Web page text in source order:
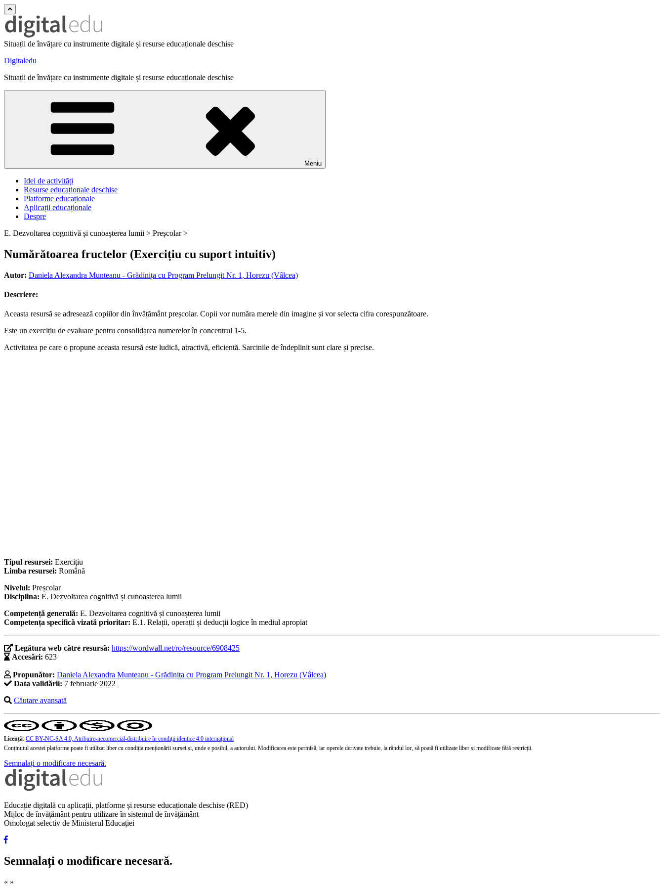
Situații de învățare cu instrumente digitale și resurse educaționale deschise
Digitaledu
Situații de învățare cu instrumente digitale și resurse educaționale deschise
Meniu
Idei de activități
Resurse educaționale deschise
Platforme educaționale
Aplicații educaționale
Despre
E. Dezvoltarea cognitivă și cunoașterea lumii > Preșcolar >
Numărătoarea fructelor (Exercițiu cu suport intuitiv)
Autor: Daniela Alexandra Munteanu - Grădinița cu Program Prelungit Nr. 1, Horezu (Vâlcea)
Descriere:
Aceasta resursă se adresează copiilor din învățământ preșcolar. Copii vor număra merele din imagine și vor selecta cifra corespunzătoare.
Este un exercițiu de evaluare pentru consolidarea numerelor în concentrul 1-5.
Activitatea pe care o propune aceasta resursă este ludică, atractivă, eficientă. Sarcinile de îndeplinit sunt clare și precise.
Tipul resursei: Exercițiu
Limba resursei: Română
Nivelul: Preșcolar
Disciplina: E. Dezvoltarea cognitivă și cunoașterea lumii
Competență generală: E. Dezvoltarea cognitivă și cunoașterea lumii
Competența specifică vizată prioritar: E.1. Relații, operații și deducții logice în mediul apropiat
Legătura web către resursă: https://wordwall.net/ro/resource/6908425
Accesări: 623
Propunător: Daniela Alexandra Munteanu - Grădinița cu Program Prelungit Nr. 1, Horezu (Vâlcea)
Data validării: 7 februarie 2022
Căutare avansată
Licență: CC BY-NC-SA 4.0, Atribuire-necomercial-distribuire în condiţii identice 4.0 internațional
Conținutul acestei platforme poate fi utilizat liber cu condiția menționării sursei și, unde e posibil, a autorului. Modificarea este permisă, iar operele derivate trebuie, la rândul lor, să poată fi utilizate liber și modificate fără restricții.
Semnalați o modificare necesară.
Educație digitală cu aplicații, platforme și resurse educaționale deschise (RED)
Mijloc de învățământ pentru utilizare în sistemul de învățământ
Omologat selectiv de Ministerul Educației
Semnalați o modificare necesară.
« »